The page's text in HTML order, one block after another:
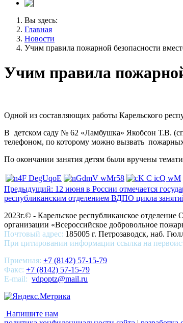
Вы здесь:
Главная
Новости
Учим правила пожарной безопасности
Учим правила
Одной из составляющих работы Карельского
В детском саду № 62 «Ламбушка» Якобсон Т.В.
телефоном, по которому можно вызвать
По окончании занятия детям были вручены
Предыдущий: 12 июня в России отмечается
республиканским отделением ВДПО цикла
2023г.© - Карельское республиканское
организации «Всероссийское добровольное
Почтовый адрес: 185005 г. Петрозаводск, наб.
При цитировании информации ссылка на
Приемная: +7 (8142) 57-15-79
Факс: +7 (8142) 57-15-79
E-mail: vdpoptz@mail.ru
Напишите нам